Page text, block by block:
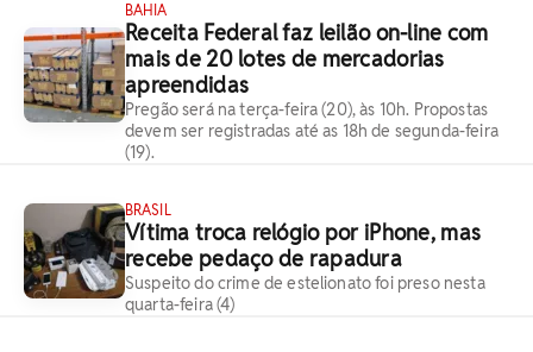
BAHIA
Receita Federal faz leilão on-line com
mais de 20 lotes de mercadorias
apreendidas
Pregão será na terça-feira (20), às 10h. Propostas
devem ser registradas até as 18h de segunda-feira
(19).
BRASIL
Vítima troca relógio por iPhone, mas
recebe pedaço de rapadura
Suspeito do crime de estelionato foi preso nesta
quarta-feira (4)